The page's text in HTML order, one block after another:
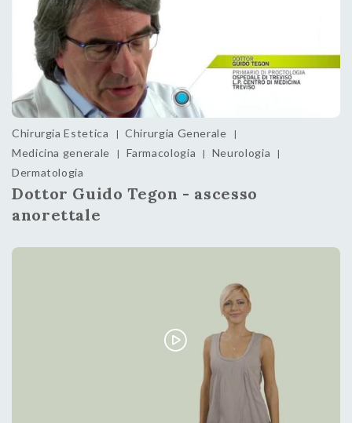
Chirurgia Estetica | Chirurgia Generale |
Medicina generale | Farmacologia | Neurologia |
Dermatologia
Dottor Guido Tegon - ascesso
anorettale